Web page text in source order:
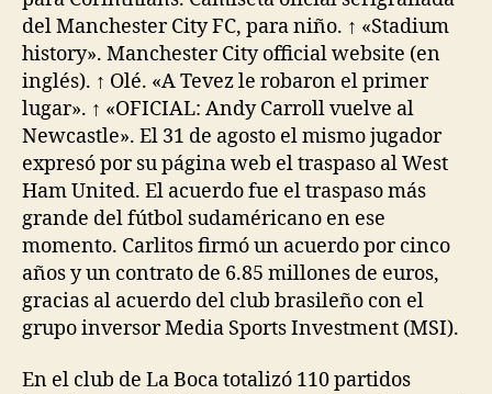
del Manchester City FC, para niño. ↑ «Stadium
history». Manchester City official website (en
inglés). ↑ Olé. «A Tevez le robaron el primer
lugar». ↑ «OFICIAL: Andy Carroll vuelve al
Newcastle». El 31 de agosto el mismo jugador
expresó por su página web el traspaso al West
Ham United. El acuerdo fue el traspaso más
grande del fútbol sudaméricano en ese
momento. Carlitos firmó un acuerdo por cinco
años y un contrato de 6.85 millones de euros,
gracias al acuerdo del club brasileño con el
grupo inversor Media Sports Investment (MSI).
En el club de La Boca totalizó 110 partidos